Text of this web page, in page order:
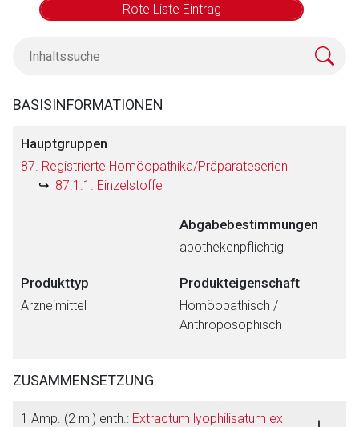
Rote Liste Eintrag
BASISINFORMATIONEN
Hauptgruppen
87. Registrierte Homöopathika/Präparateserien
87.1.1. Einzelstoffe
Abgabebestimmungen
apothekenpflichtig
Produkttyp
Arzneimittel
Produkteigenschaft
Homöopathisch /
Anthroposophisch
ZUSAMMENSETZUNG
1 Amp. (2 ml) enth.: Extractum lyophilisatum ex